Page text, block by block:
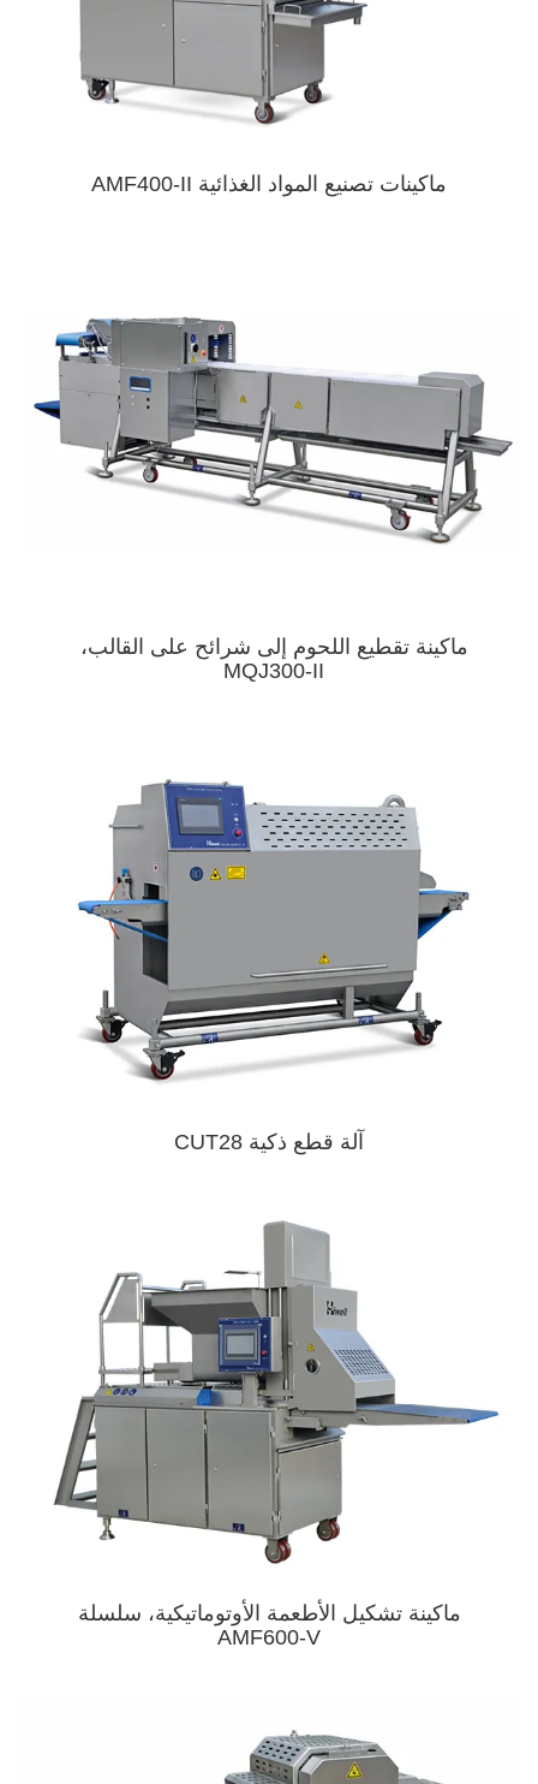
ماكينات تصنيع المواد الغذائية AMF400-II
ماكينة تقطيع اللحوم إلى شرائح على القالب،
MQJ300-II
آلة قطع ذكية CUT28
ماكينة تشكيل الأطعمة الأوتوماتيكية، سلسلة
AMF600-V